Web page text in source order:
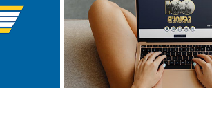
אתר המאה